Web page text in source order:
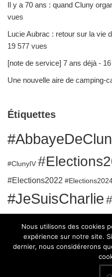
Il y a 70 ans : quand Cluny
vues
Lucie Aubrac : retour sur la vie
19 577 vues
[note de service] 7 ans déjà -
Une nouvelle aire de camping-
Étiquettes
#ClunyIV
#Elections2022
#JeSuisCharlie
#Sport
Nous utilisons des cookies
expérience sur notre site.
dernier, nous considérerons